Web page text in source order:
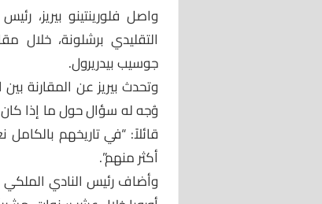
واصل فلورينتينو بيريز،
التقليدي برشلونة، خلال
جوسيب بيدريرول.
وتحدث بيريز عن المقارنة
وُجه له سؤال حول ما إذا كان
قائلاً: “في تاريخهم
أكثر منهم”.
وأضاف رئيس النادي